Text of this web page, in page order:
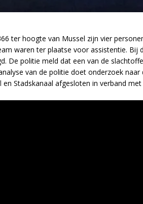
ter hoogte van Mussel zijn vier
waren ter plaatse voor assistentie. Bij
De politie meld dat een van de
van de politie doet onderzoek naar
Stadskanaal afgesloten in verband met